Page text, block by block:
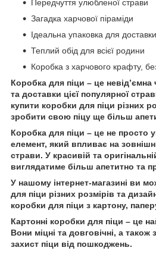
Передчуття улюбленої страви
Загадка харчової піраміди
Ідеальна упаковка для доставки
Теплий обід для всієї родини
Коробка з харчового крафту,
Коробка для піци – це невід’ємна
та доставки цієї популярної
купити коробки для піци різних
зробити свою піцу ще більш
Коробка для піци – це не просто
елемент, який впливає на
страви. У красивій та
виглядатиме більш апетитно та
У нашому інтернет-магазині ви
для піци різних розмірів та
коробки для піци з картону,
Картонні коробки для піци – це
Вони міцні та довговічні, а
захист піци від пошкоджень.